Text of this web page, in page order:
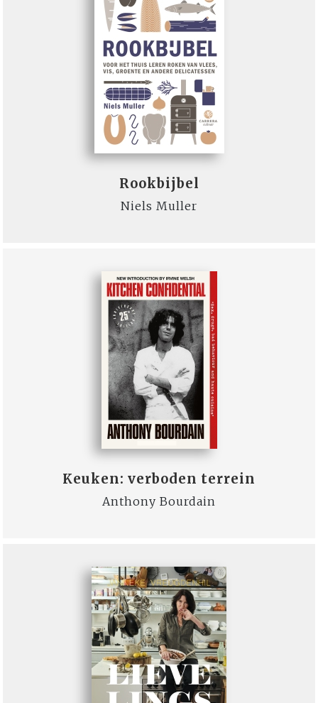
Rookbijbel
Niels Muller
Keuken: verboden terrein
Anthony Bourdain